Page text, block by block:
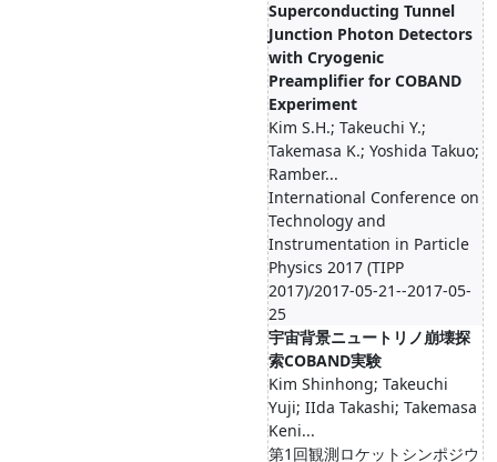
Superconducting Tunnel
Junction Photon Detectors
with Cryogenic
Preamplifier for COBAND
Experiment
Kim S.H.; Takeuchi Y.;
Takemasa K.; Yoshida Takuo;
Ramber...
International Conference on
Technology and
Instrumentation in Particle
Physics 2017 (TIPP
2017)/2017-05-21--2017-05-
25
宇宙背景ニュートリノ崩壊探
索COBAND実験
Kim Shinhong; Takeuchi
Yuji; IIda Takashi; Takemasa
Keni...
第1回観測ロケットシンポジウ